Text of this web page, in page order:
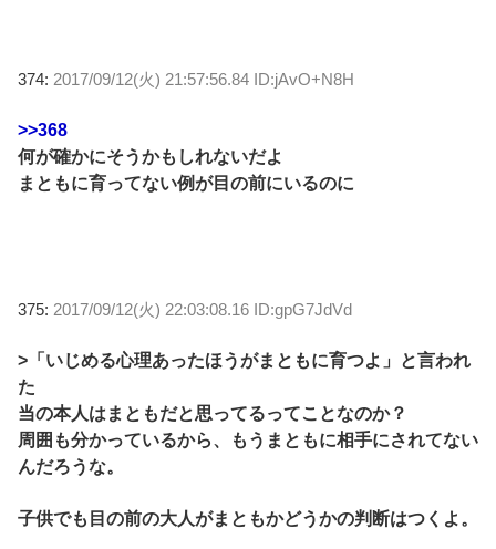
374: 2017/09/12(火) 21:57:56.84 ID:jAvO+N8H
>>368
何が確かにそうかもしれないだよ
まともに育ってない例が目の前にいるのに
375: 2017/09/12(火) 22:03:08.16 ID:gpG7JdVd
>「いじめる心理あったほうがまともに育つよ」と言われ
た
当の本人はまともだと思ってるってことなのか？
周囲も分かっているから、もうまともに相手にされてない
んだろうな。
子供でも目の前の大人がまともかどうかの判断はつくよ。